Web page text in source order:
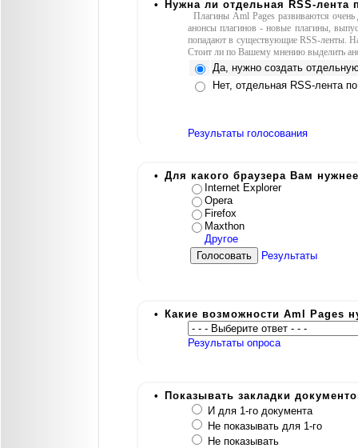
• Нужна ли отдельная RSS-лента
Плагины Aml Pages развиваются
анонсы плагинов - новые плагины,
попадают в существующие RSS-ленты.
Стоит ли по Вашему мнению выделить
Да, нужно создать
Нет, отдельная RSS-лента
Результаты голосования
• Для какого браузера Вам
Internet Explorer
Opera
Firefox
Maxthon
Другое
Результаты
• Какие возможности Aml Pages
Результаты опроса
•
Показывать закладки
И для 1-го документа
Не показывать для 1-го
Не показывать